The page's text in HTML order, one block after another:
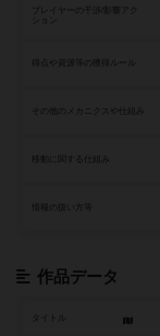
プレイヤーの干渉/影響アク
その他のメカニクスや仕組み
移動に関する仕組み
作品データ
タイトル